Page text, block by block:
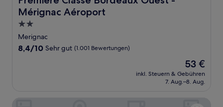
Mérignac Aéroport
2.0-
Sterne-
Unterkunft
Merignac
8.4
Bewertungen)
8,4/10 Sehr gut (1.001 Bewertungen)
Der
Preis
beträgt
53 €
inkl. Steuern & Gebühren
7. Aug.–8. Aug.